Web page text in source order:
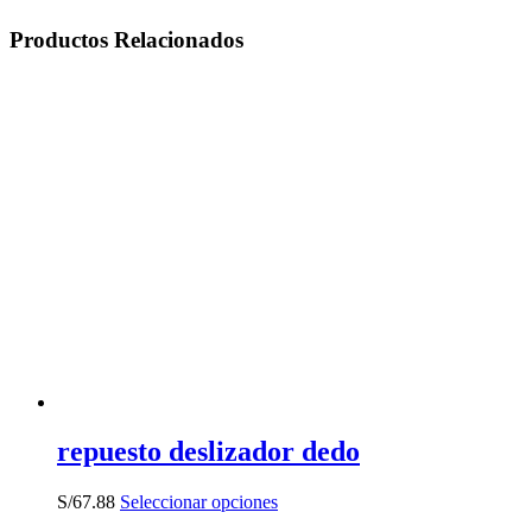
Productos Relacionados
repuesto deslizador dedo
S/67.88 Seleccionar opcionesEste